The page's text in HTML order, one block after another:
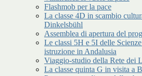
Flashmob per la pace
La classe 4D in scambio
Dinkelsbühl
Assemblea di apertura del
Le classi 5H e 5I delle
istruzione in Andalusia
Viaggio-studio della Rete dei
La classe quinta G in visita a